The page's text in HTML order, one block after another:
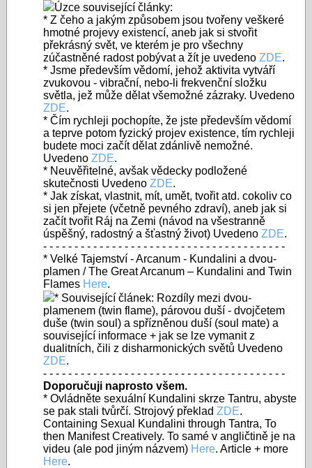
Úzce související články:
* Z čeho a jakým způsobem jsou tvořeny veškeré
hmotné projevy existencí, aneb jak si stvořit
překrásný svět, ve kterém je pro všechny
zúčastněné radost pobývat a žít je uvedeno ZDE.
* Jsme především vědomí, jehož aktivita vytváří
zvukovou - vibrační, nebo-li frekvenční složku
světla, jež může dělat všemožné zázraky. Uvedeno
ZDE.
* Čím rychleji pochopíte, že jste především vědomí
a teprve potom fyzický projev existence, tím rychleji
budete moci začít dělat zdánlivě nemožné.
Uvedeno ZDE.
* Neuvěřitelné, avšak vědecky podložené
skutečnosti Uvedeno ZDE.
* Jak získat, vlastnit, mít, umět, tvořit atd. cokoliv co
si jen přejete (včetně pevného zdraví), aneb jak si
začít tvořit Ráj na Zemi (návod na všestranně
úspěšný, radostný a šťastný život) Uvedeno ZDE.
- - - - - - - - - - - - - - - - - - - - - - - - - - - - - - - - - - - - - - -
* Velké Tajemství - Arcanum - Kundalini a dvou-
plamen / The Great Arcanum – Kundalini and Twin
Flames Here.
* Související článek: Rozdíly mezi dvou-
plamenem (twin flame), párovou duší - dvojčetem
duše (twin soul) a spřízněnou duší (soul mate) a
související informace + jak se lze vymanit z
dualitních, čili z disharmonických světů Uvedeno
ZDE.
- - - - - - - - - - - - - - - - - - - - - - - - - - - - - - - - - - - - - - -
Doporučuji naprosto všem.
* Ovládněte sexuální Kundalini skrze Tantru, abyste
se pak stali tvůrčí. Strojový překlad ZDE.
Containing Sexual Kundalini through Tantra, To
then Manifest Creatively. To samé v angličtině je na
videu (ale pod jiným názvem) Here. Article + more
Here.